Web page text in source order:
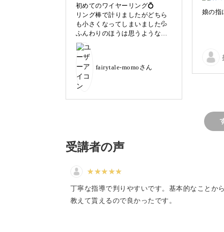
20歳の夏、天然石屋で偶然手にした1つ
「穴が開いていないけれど、なんとか
ヤーラッピングをし始め、試行錯誤す
りました。
て方をご紹介します。
初めてのワイヤーリング💍
リング棒で計りましたがどちら
も小さくなってしまいました💦
ふんわりのほうは思うような模
様を作るのは難しく練習が必要
ですがとても楽しく作れましたꉂ
fairytale-momoさん
娘の指
受講者の声
丁寧な指導で判りやすいです。基本的なことから
教えて貰えるので良かったです。